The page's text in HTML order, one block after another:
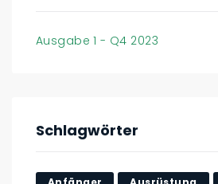
Ausgabe 1 - Q4 2023
Schlagwörter